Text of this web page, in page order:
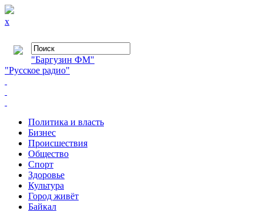
x
"Баргузин ФМ"
"Русское радио"
Политика и власть
Бизнес
Происшествия
Общество
Cпорт
Здоровье
Культура
Город живёт
Байкал